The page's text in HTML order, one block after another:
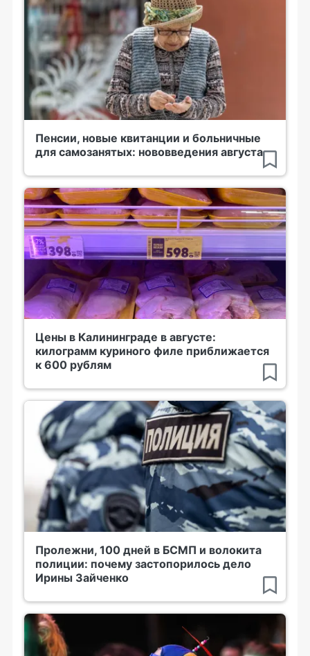
Пенсии, новые квитанции и больничные
для самозанятых: нововведения августа
Цены в Калининграде в августе:
килограмм куриного филе приближается
к 600 рублям
Пролежни, 100 дней в БСМП и волокита
полиции: почему застопорилось дело
Ирины Зайченко